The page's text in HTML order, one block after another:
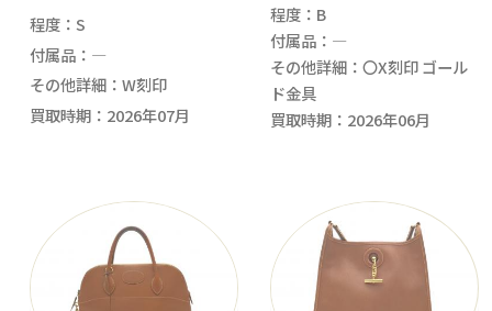
程度：S
付属品：―
その他詳細：W刻印
買取時期：2026年07月
程度：B
付属品：―
その他詳細：〇X刻印 ゴール
ド金具
買取時期：2026年06月